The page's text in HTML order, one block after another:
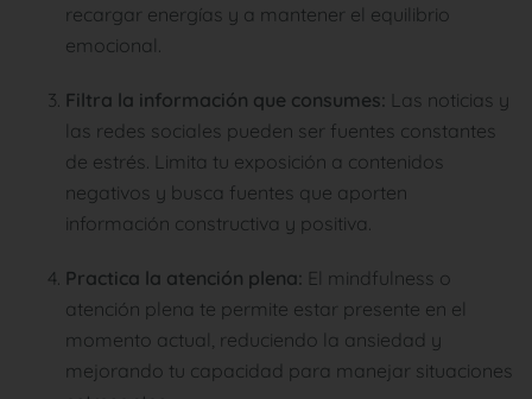
recargar energías y a mantener el equilibrio
emocional.
Filtra la información que consumes: Las noticias y
las redes sociales pueden ser fuentes constantes
de estrés. Limita tu exposición a contenidos
negativos y busca fuentes que aporten
información constructiva y positiva.
Practica la atención plena: El mindfulness o
atención plena te permite estar presente en el
momento actual, reduciendo la ansiedad y
mejorando tu capacidad para manejar situaciones